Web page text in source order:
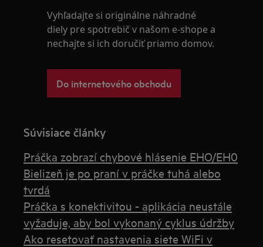
Vyhľadajte si originálne náhradné
diely pre spotrebič v našom e-shope a
nechajte si ich doručiť priamo domov.
Do internetového obchodu
Súvisiace články
Práčka zobrazí chybové hlásenie EHO/EH0
Bielizeň je po praní v práčke tuhá alebo
tvrdá
Práčka s konektivitou - aplikácia neustále
vyžaduje, aby bol vykonaný cyklus údržby
Ako resetovať nastavenia siete WiFi v